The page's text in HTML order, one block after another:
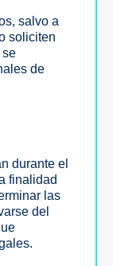
salvo a
soliciten
se
de
durante el
finalidad
las
del